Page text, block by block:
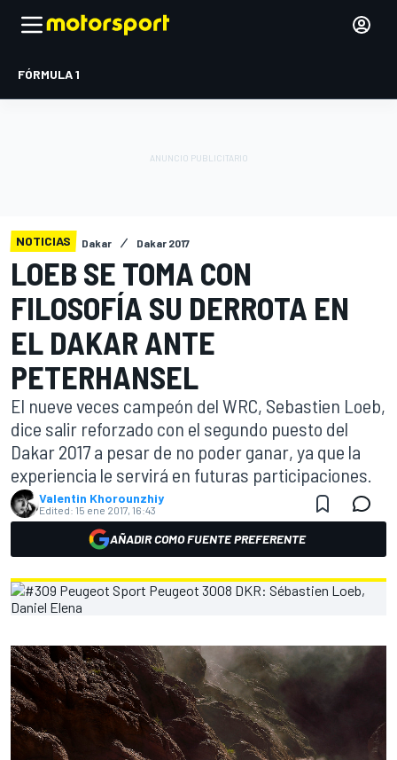
FÓRMULA 1
NOTICIAS Dakar Dakar 2017
LOEB SE TOMA CON
FILOSOFÍA SU DERROTA EN
EL DAKAR ANTE
PETERHANSEL
El nueve veces campeón del WRC, Sebastien Loeb,
dice salir reforzado con el segundo puesto del
Dakar 2017 a pesar de no poder ganar, ya que la
experiencia le servirá en futuras participaciones.
Valentin Khorounzhiy
Edited: 15 ene 2017, 16:43
AÑADIR COMO FUENTE PREFERENTE